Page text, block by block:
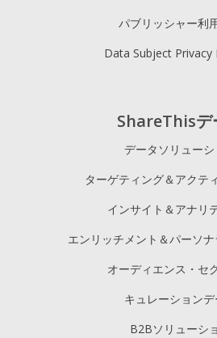
ShareThisデ
データソリューシ
ターゲティング＆アクテ
インサイト＆アナリ
エンリッチメント＆パーソ
オーディエンス・セ
キュレーションデ
B2Bソリューシ
パブリッシャー利
Data Subject Privacy